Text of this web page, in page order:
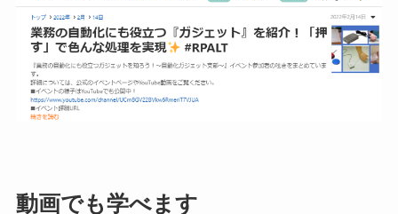
動画でも学べます